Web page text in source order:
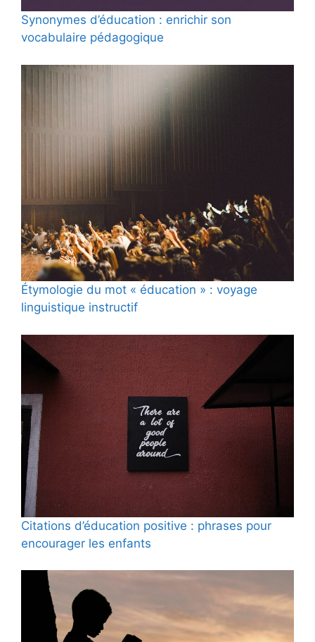
Synonymes d’éducation : enrichir son
vocabulaire pédagogique
Étymologie du mot « éducation » : voyage
linguistique instructif
Citations d’éducation positive : phrases pour
encourager les enfants